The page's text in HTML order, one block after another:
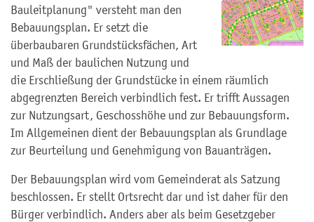
Bauleitplanung" versteht man den
Bebauungsplan. Er setzt die
überbaubaren Grundstücksfächen, Art
und Maß der baulichen Nutzung und
die Erschließung der Grundstücke in einem räumlich
abgegrenzten Bereich verbindlich fest. Er trifft Aussagen
zur Nutzungsart, Geschosshöhe und zur Bebauungsform.
Im Allgemeinen dient der Bebauungsplan als Grundlage
zur Beurteilung und Genehmigung von Bauanträgen.
Der Bebauungsplan wird vom Gemeinderat als Satzung
beschlossen. Er stellt Ortsrecht dar und ist daher für den
Bürger verbindlich. Anders aber als beim Gesetzgeber